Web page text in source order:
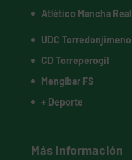
Atlético Mancha Real
UDC Torredonjimeno
CD Torreperogil
Mengíbar FS
+ Deporte
Más información